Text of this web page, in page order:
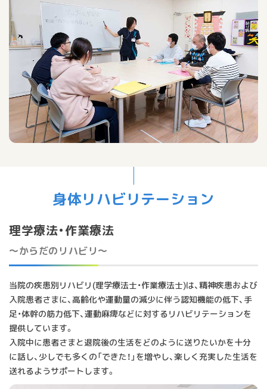
身体リハビリテーション
理学療法・作業療法
～からだのリハビリ～
当院の疾患別リハビリ(理学療法士・作業療法士)は、精神疾患および
入院患者さまに、高齢化や運動量の減少に伴う認知機能の低下、手
足・体幹の筋力低下、運動麻痺などに対するリハビリテーションを
提供しています。
入院中に患者さまと退院後の生活をどのように送りたいかを十分
に話し、少しでも多くの「できた！」を増やし、楽しく充実した生活を
送れるようサポートします。